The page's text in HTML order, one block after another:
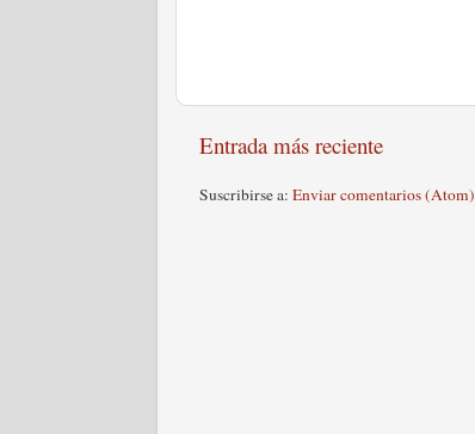
Entrada más reciente
Suscribirse a: Enviar comentarios (Atom)